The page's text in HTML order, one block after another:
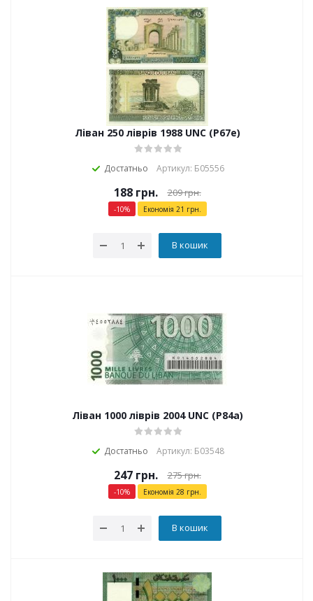
Ліван 250 ліврів 1988 UNC (P67e)
Достатньо Артикул: Б05556
188грн. 209грн.
-10% Економія 21 грн.
В кошик
Ліван 1000 ліврів 2004 UNC (P84a)
Достатньо Артикул: Б03548
247грн. 275грн.
-10% Економія 28 грн.
В кошик